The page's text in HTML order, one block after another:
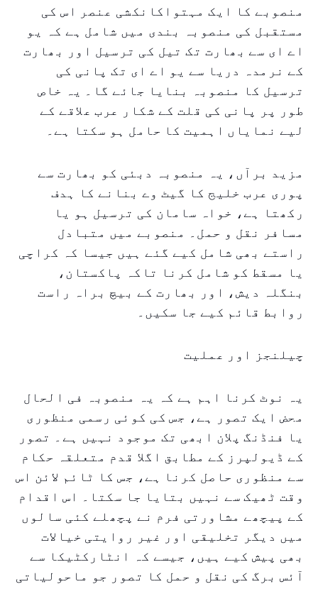
منصوبے کا ایک مہتواکانکشی عنصر اس کی
مستقبل کی منصوبہ بندی میں شامل ہے کہ یو
اے ای سے بھارت تک تیل کی ترسیل اور بھارت
کے نرمدہ دریا سے یو اے ای تک پانی کی
ترسیل کا منصوبہ بنایا جائے گا۔ یہ خاص
طور پر پانی کی قلت کے شکار عرب علاقے کے
لیے نمایاں اہمیت کا حامل ہو سکتا ہے۔
مزید برآں، یہ منصوبہ دبئی کو بھارت سے
پوری عرب خلیج کا گیٹ وے بنانے کا ہدف
رکھتا ہے، خواہ سامان کی ترسیل ہو یا
مسافر نقل و حمل۔ منصوبے میں متبادل
راستے بھی شامل کیے گئے ہیں جیسا کہ کراچی
یا مسقط کو شامل کرنا تاکہ پاکستان،
بنگلہ دیش، اور بھارت کے بیچ براہ راست
روابط قائم کیے جا سکیں۔
چیلنجز اور عملیت
یہ نوٹ کرنا اہم ہے کہ یہ منصوبہ فی الحال
محض ایک تصور ہے، جس کی کوئی رسمی منظوری
یا فنڈنگ پلان ابھی تک موجود نہیں ہے۔ تصور
کے ڈیولپرز کے مطابق اگلا قدم متعلقہ حکام
سے منظوری حاصل کرنا ہے، جس کا ٹائم لائن اس
وقت ٹھیک سے نہیں بتایا جا سکتا۔ اس اقدام
کے پیچھے مشاورتی فرم نے پچھلے کئی سالوں
میں دیگر تخلیقی اور غیر روایتی خیالات
بھی پیش کیے ہیں، جیسے کہ انٹارکٹیکا سے
آئس برگ کی نقل و حمل کا تصور جو ماحولیاتی